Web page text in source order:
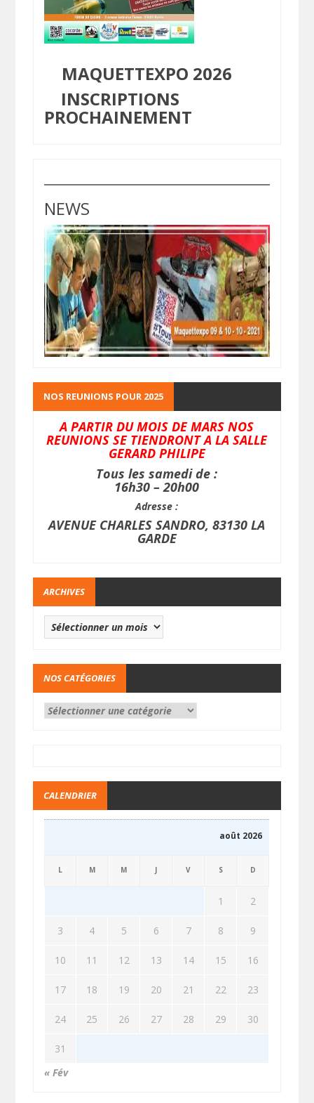
MAQUETTEXPO 2026
INSCRIPTIONS
PROCHAINEMENT
NEWS
NOS REUNIONS POUR 2025
A PARTIR DU MOIS DE MARS NOS
REUNIONS SE TIENDRONT A LA SALLE
GERARD PHILIPE
Tous les samedi de :
16h30 – 20h00
Adresse :
AVENUE CHARLES SANDRO, 83130 LA
GARDE
ARCHIVES
NOS CATÉGORIES
CALENDRIER
août 2026
L M M J V S D
1 2
3 4 5 6 7 8 9
10 11 12 13 14 15 16
17 18 19 20 21 22 23
24 25 26 27 28 29 30
31
« Fév